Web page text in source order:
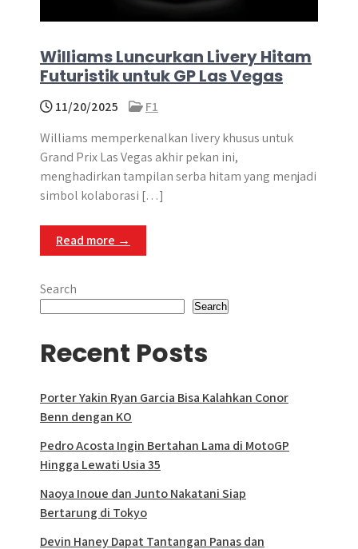
Williams Luncurkan Livery Hitam
Futuristik untuk GP Las Vegas
11/20/2025
F1
Williams memperkenalkan livery khusus untuk
Grand Prix Las Vegas akhir pekan ini,
menghadirkan tampilan serba hitam yang menjadi
simbol kolaborasi […]
Read more →
Search
Search
Recent Posts
Porter Yakin Ryan Garcia Bisa Kalahkan Conor
Benn dengan KO
Pedro Acosta Ingin Bertahan Lama di MotoGP
Hingga Lewati Usia 35
Naoya Inoue dan Junto Nakatani Siap
Bertarung di Tokyo
Devin Haney Dapat Tantangan Panas dan